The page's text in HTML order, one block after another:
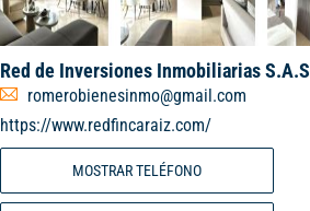
Red de Inversiones Inmobiliarias S.A.S
romerobienesinmo@gmail.com
https://www.redfincaraiz.com/
MOSTRAR TELÉFONO